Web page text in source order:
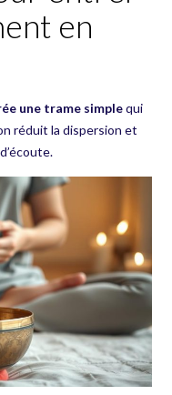
en
une trame simplequi
réduit la dispersion et